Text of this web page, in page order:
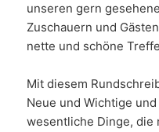
unseren gern
Zuschauern und
nette und schöne
Mit diesem
Neue und Wichtige
wesentliche Dinge, die